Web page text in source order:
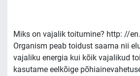
Miks on vajalik toitumine? http: //
Organism peab toidust saama nii
vajaliku energia kui kõik vajalikud
kasutame eelkõige